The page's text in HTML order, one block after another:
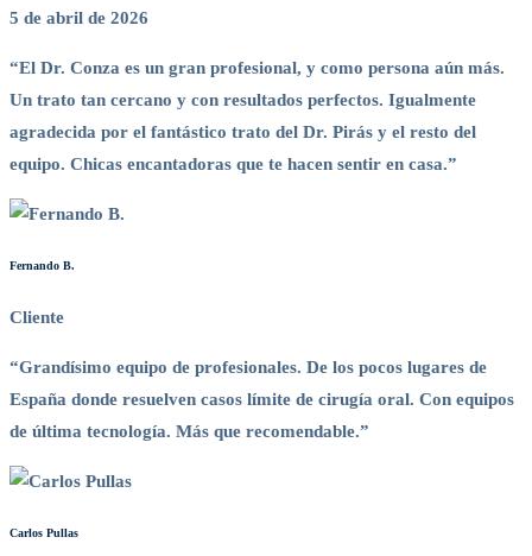
5 de abril de 2026
“El Dr. Conza es un gran profesional, y como persona aún más.
Un trato tan cercano y con resultados perfectos. Igualmente
agradecida por el fantástico trato del Dr. Pirás y el resto del
equipo. Chicas encantadoras que te hacen sentir en casa.”
Fernando B.
Cliente
“Grandísimo equipo de profesionales. De los pocos lugares de
España donde resuelven casos límite de cirugía oral. Con equipos
de última tecnología. Más que recomendable.”
Carlos Pullas